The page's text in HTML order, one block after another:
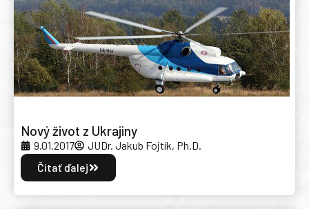
Nový život z Ukrajiny
9.01.2017
JUDr. Jakub Fojtík, Ph.D.
Čítať ďalej